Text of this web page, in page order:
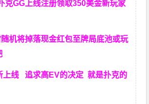
克GG上线注册领取350美金新玩家
机将掉落现金红包至牌局底池或玩
上线 追求高EV的决定就是扑克的